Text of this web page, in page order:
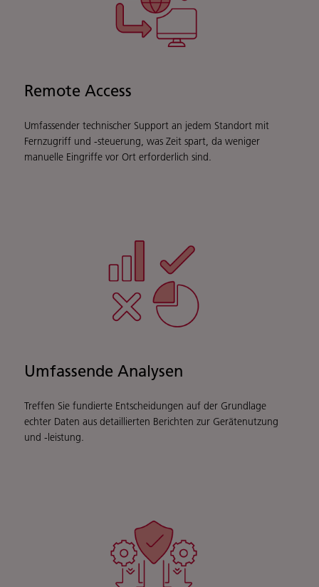
Remote Access
Umfassender technischer Support an jedem Standort mit
Fernzugriff und -steuerung, was Zeit spart, da weniger
manuelle Eingriffe vor Ort erforderlich sind.
Umfassende Analysen
Treffen Sie fundierte Entscheidungen auf der Grundlage
echter Daten aus detaillierten Berichten zur Gerätenutzung
und -leistung.